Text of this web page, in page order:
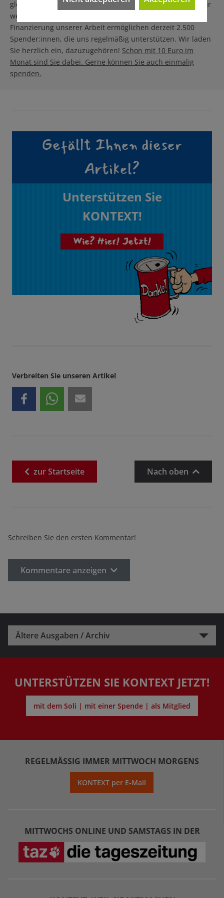
gleichermaßen zugänglich sein sollte – auch denen, die nur
wenig Geld zur Verfügung haben. Eine solidarische
Finanzierung unserer Arbeit ermöglichen derzeit 2.500
Spender:innen, die uns regelmäßig unterstützen. Wir laden
Sie herzlich ein, dazuzugehören! Schon mit 10 Euro im
Monat sind Sie dabei. Gerne können Sie auch einmalig
spenden.
Gefällt Ihnen dieser
Artikel?
Unterstützen Sie
KONTEXT!
Wie? Hier! Jetzt!
Verbreiten Sie unseren Artikel
zurStartseite Nach oben
Schreiben Sie den ersten Kommentar!
Kommentare anzeigen
Ältere Ausgaben / Archiv
UNTERSTÜTZEN SIE KONTEXT JETZT!
mit dem Soli | mit einer Spende | als Mitglied
REGELMÄSSIG IMMER MITTWOCH MORGENS
KONTEXT per E-Mail
MITTWOCHS ONLINE UND SAMSTAGS IN DER